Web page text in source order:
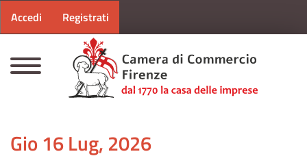
Menu profilo utente
Accedi Registrati
Gio 16 Lug, 2026